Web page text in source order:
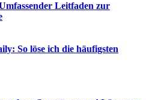
Leitfaden zur
So löse ich die häufigsten